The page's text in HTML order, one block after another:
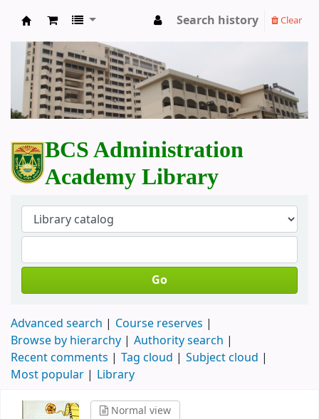
BCS Administration Academy Library
Search history Clear
BCS Administration
Academy Library
Go
Advanced search
Course reserves
Browse by hierarchy
Authority search
Recent comments
Tag cloud
Subject cloud
Most popular
Library
Normal view